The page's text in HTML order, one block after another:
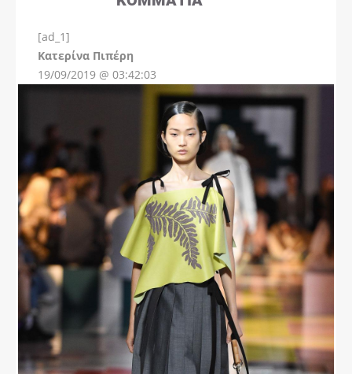
[ad_1]
Kατερίνα Πιπέρη
19/09/2019 @ 03:42:03